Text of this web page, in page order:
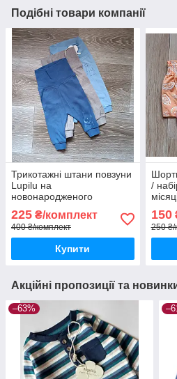
Подібні товари компанії
Трикотажні штани повзуни
Lupilu на
новонародженого
0-2 міс.
225 ₴/комплект
400 ₴/комплект
Купити
/
150
250 ₴/
Акційні пропозиції та
–63%